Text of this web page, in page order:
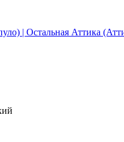
| Остальная Аттика